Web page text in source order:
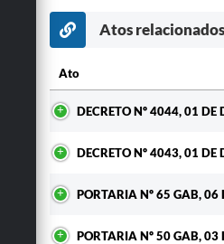
Atos
Ato
DECRETO Nº 4044, 01 DE
DECRETO Nº 4043, 01 DE
PORTARIA Nº 65 GAB, 06
PORTARIA Nº 50 GAB, 03